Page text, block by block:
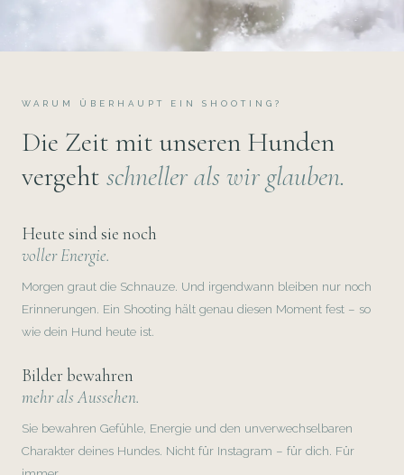
WARUM ÜBERHAUPT EIN SHOOTING?
Die Zeit mit unseren Hunden
vergeht schneller als wir glauben.
Heute sind sie noch
voller Energie.
Morgen graut die Schnauze. Und irgendwann bleiben nur noch
Erinnerungen. Ein Shooting hält genau diesen Moment fest – so
wie dein Hund heute ist.
Bilder bewahren
mehr als Aussehen.
Sie bewahren Gefühle, Energie und den unverwechselbaren
Charakter deines Hundes. Nicht für Instagram – für dich. Für